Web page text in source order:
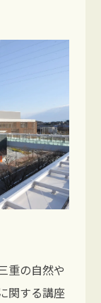
重の自然や
関する講座